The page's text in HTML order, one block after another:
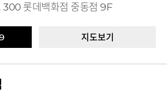
300 롯데백화점 중동점 9F
지도보기